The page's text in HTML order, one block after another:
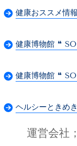
健康おススメ情
健康博物館 ❝
健康博物館 ❝
ヘルシーときめ
運営会社；